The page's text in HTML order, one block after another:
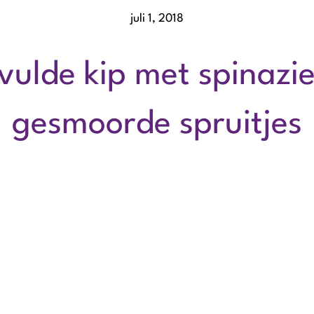
juli 1, 2018
kip met
gesmoorde spruitjes